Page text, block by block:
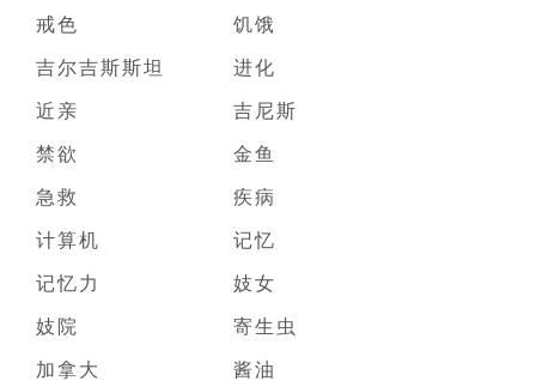
戒色
饥饿
吉尔吉斯斯坦
进化
近亲
吉尼斯
禁欲
金鱼
急救
疾病
计算机
记忆
记忆力
妓女
妓院
寄生虫
加拿大
酱油